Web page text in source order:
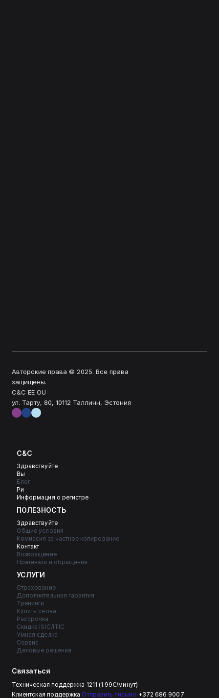
C&C
Здравствуйте
Вы
Блог
Ри
Информация о регистре
ПОЛЕЗНОСТЬ
Здравствуйте
Общие условия
Комиссия за частное копирование
Контакт
Возвращение
Претензии и обращения
УСЛУГИ
Страхование
Дополнительная гарантия
Тренинги
Купить снова
Рассрочка
Скидка ISIC/ITIC
Умная сделка
Сервис
Деловые решения
Связаться
Техническая поддержка 1211 (1.99€/минут)
Клиентская поддержка Отправить письмо +372 686 9007
Авторские права © 2025. Все права
защищены.
C&C EE OÜ
ул. Тарту, 80, 10112 Таллинн, Эстония